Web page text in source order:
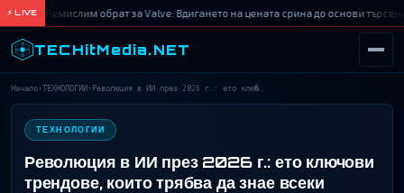
⚡ LIVE Немислим обрат за Valve: Вдигането на цената срина до основи
TECHitMedia.NET
ТЪРСИ
Начало › ТЕХНОЛОГИИ › Революция в ИИ през 2026 г.: ето клю�…
ТЕХНОЛОГИИ
Революция в ИИ през 2026 г.: ето ключови
трендове, които трябва да знае всеки